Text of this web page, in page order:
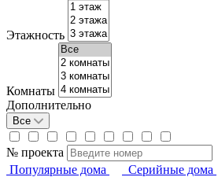
Этажность
Комнаты
Дополнительно
Все
№ проекта
Популярные дома
Серийные дома